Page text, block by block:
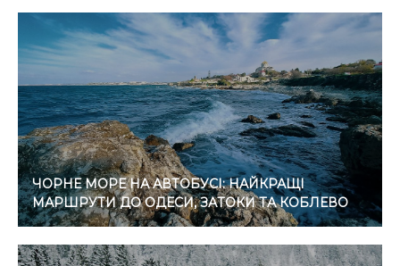
ЧОРНЕ МОРЕ НА АВТОБУСІ: НАЙКРАЩІ
МАРШРУТИ ДО ОДЕСИ, ЗАТОКИ ТА КОБЛЕВО